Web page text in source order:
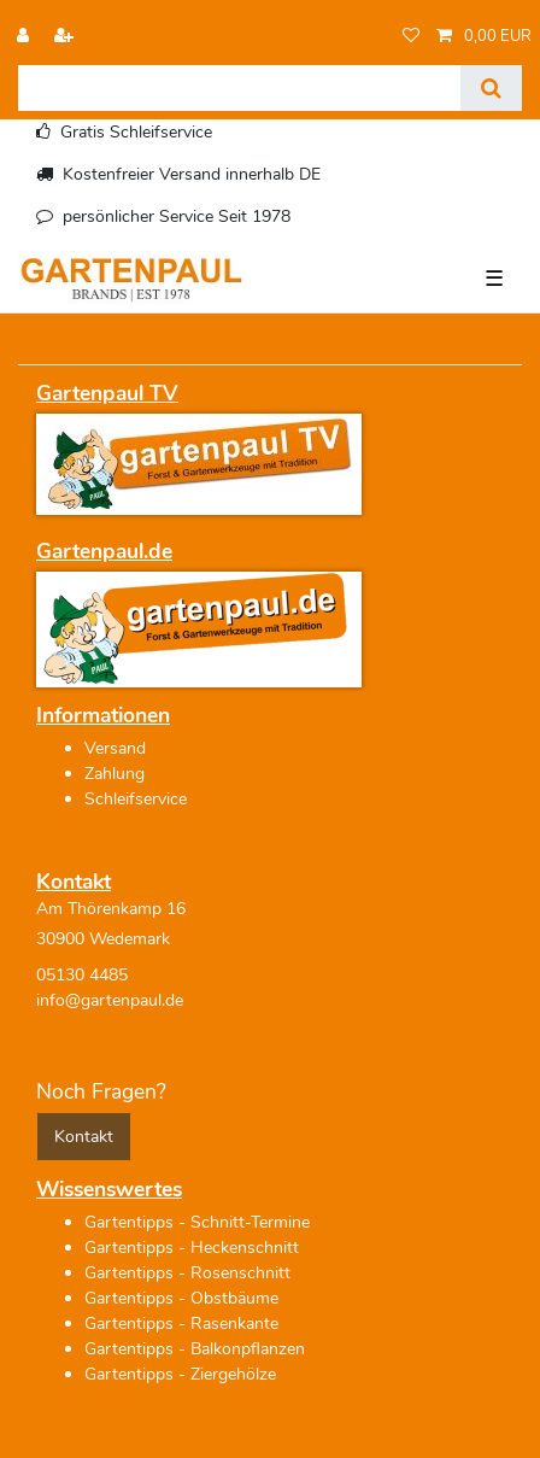
0,00 EUR
Gratis Schleifservice
Kostenfreier Versand innerhalb DE
persönlicher Service Seit 1978
☰
Gartenpaul TV
Gartenpaul.de
Informationen
Versand
Zahlung
Schleifservice
Kontakt
Am Thörenkamp 16
30900 Wedemark
05130 4485
info@gartenpaul.de
Noch Fragen?
Kontakt
Wissenswertes
Gartentipps - Schnitt-Termine
Gartentipps - Heckenschnitt
Gartentipps - Rosenschnitt
Gartentipps - Obstbäume
Gartentipps - Rasenkante
Gartentipps - Balkonpflanzen
Gartentipps - Ziergehölze